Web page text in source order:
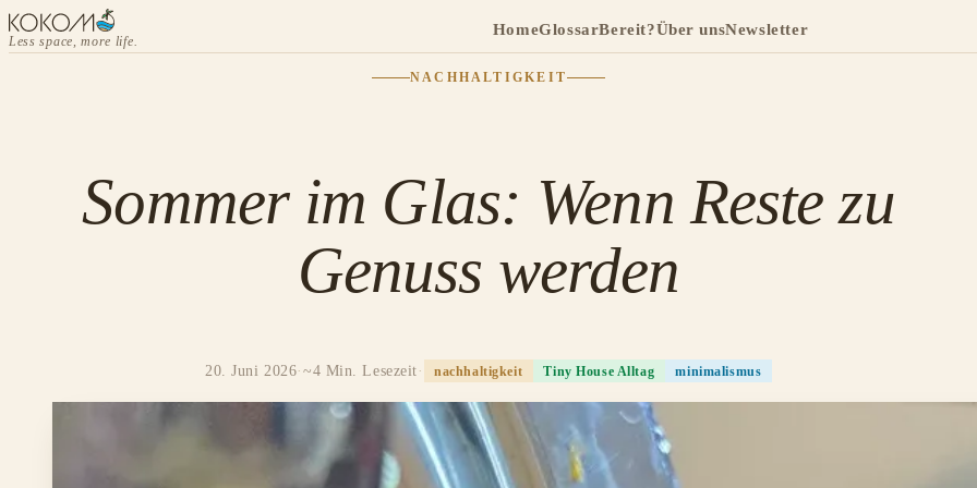
Less space, more life.
HomeGlossarBereit?Über unsNewsletter
NACHHALTIGKEIT
Sommer im Glas: Wenn Reste zu
Genuss werden
20. Juni 2026·~4 Min. Lesezeit· nachhaltigkeit Tiny House Alltag minimalismus